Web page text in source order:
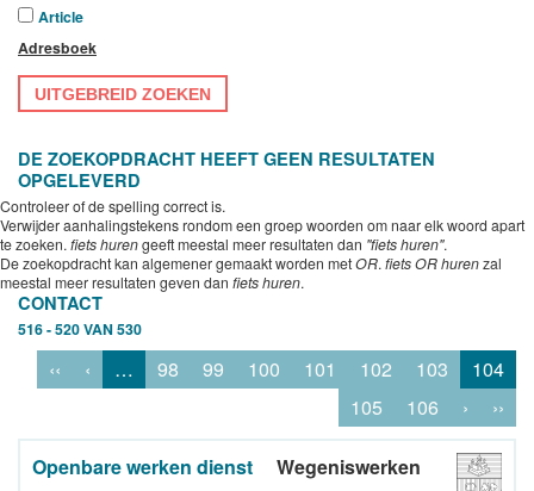
Article
Adresboek
UITGEBREID ZOEKEN
DE ZOEKOPDRACHT HEEFT GEEN RESULTATEN
OPGELEVERD
Controleer of de spelling correct is.
Verwijder aanhalingstekens rondom een groep woorden om naar elk woord apart
te zoeken. fiets hurengeeft meestal meer resultaten dan "fiets huren".
De zoekopdracht kan algemener gemaakt worden metOR. fiets OR hurenzal
meestal meer resultaten geven dan fiets huren.
CONTACT
516 - 520 VAN 530
‹‹ ‹ … 98 99 100 101 102 103
104
105
106 › ››
Openbare werken dienst Wegeniswerken